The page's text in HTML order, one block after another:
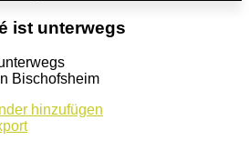
ist unterwegs
Bischofsheim
hinzufügen